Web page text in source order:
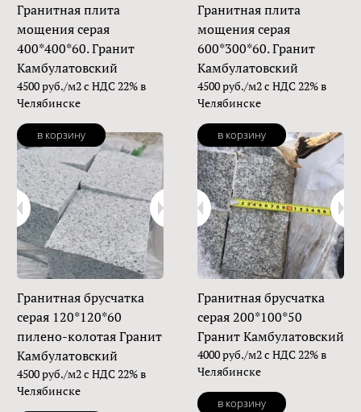
Гранитная плита
мощения серая
400*400*60. Гранит
Камбулатовский
4500 руб./м2 с НДС 22% в
Челябинске
в корзину
Гранитная плита
мощения серая
600*300*60. Гранит
Камбулатовский
4500 руб./м2 с НДС 22% в
Челябинске
в корзину
Гранитная брусчатка
серая 120*120*60
пилено-колотая Гранит
Камбулатовский
4500 руб./м2 с НДС 22% в
Челябинске
Гранитная брусчатка
серая 200*100*50
Гранит Камбулатовский
4000 руб./м2 с НДС 22% в
Челябинске
в корзину